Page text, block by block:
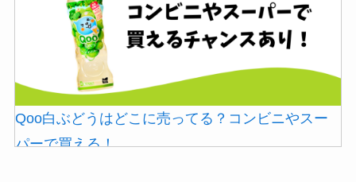
Qoo白ぶどうはどこに売ってる？コンビニやスー
パーで買える！